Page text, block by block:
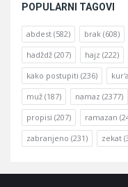
POPULARNI TAGOVI
abdest (582) brak (608)
hadždž (207) hajz (222)
kako postupiti (236)
muž (187) namaz (2377)
propisi (207) ramazan
zabranjeno (231) zekat